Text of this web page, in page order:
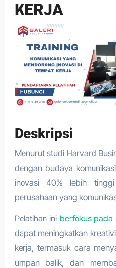
KERJA
Deskripsi
Menurut studi Harvard
dengan budaya
inovasi 40% lebih
perusahaan yang
Pelatihan ini berfokus pada
dapat meningkatkan
kerja, termasuk cara
umpan balik, dan